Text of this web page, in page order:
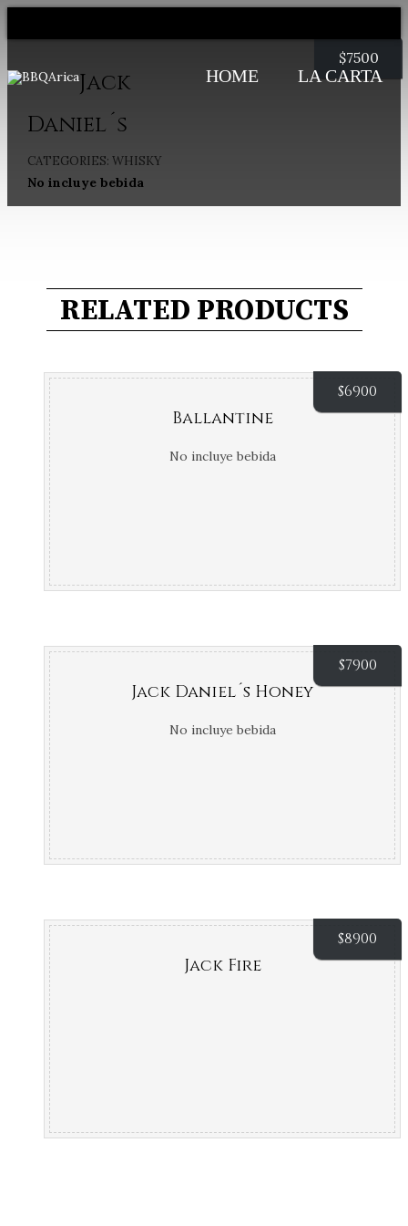
HOME LA CARTA
Jack
Daniel´s
CATEGORIES:WHISKY
No incluye bebida
$7500
RELATED PRODUCTS
$6900
Ballantine
No incluye bebida
$7900
Jack Daniel´s Honey
No incluye bebida
$8900
Jack Fire